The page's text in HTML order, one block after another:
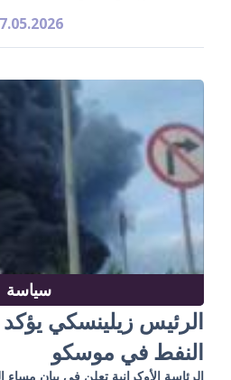
سياسة
الرئيس زيلينسكي
النفط في موسكو
الرئاسة الأوكرانية تعلن في بيان مساء